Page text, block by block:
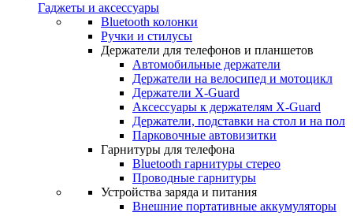
Гаджеты и аксессуары
Bluetooth колонки
Ручки и стилусы
Держатели для телефонов и планшетов
Автомобильные держатели
Держатели на велосипед и мотоцикл
Держатели X-Guard
Аксессуары к держателям X-Guard
Держатели, подставки на стол и на пол
Парковочные автовизитки
Гарнитуры для телефона
Bluetooth гарнитуры стерео
Проводные гарнитуры
Устройства заряда и питания
Внешние портативные аккумуляторы